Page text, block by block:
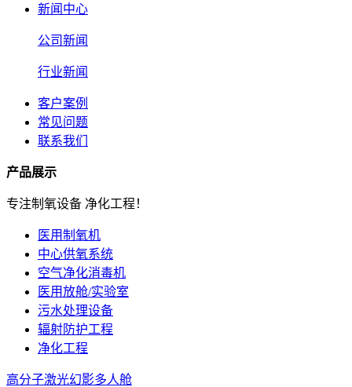
新闻中心
公司新闻
行业新闻
客户案例
常见问题
联系我们
产品展示
专注制氧设备 净化工程！
医用制氧机
中心供氧系统
空气净化消毒机
医用放舱/实验室
污水处理设备
辐射防护工程
净化工程
高分子激光幻影多人舱